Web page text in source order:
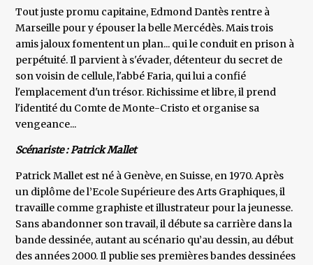
Tout juste promu capitaine, Edmond Dantès rentre à
Marseille pour y épouser la belle Mercédès. Mais trois
amis jaloux fomentent un plan... qui le conduit en prison à
perpétuité. Il parvient à s'évader, détenteur du secret de
son voisin de cellule, l'abbé Faria, qui lui a confié
l'emplacement d'un trésor. Richissime et libre, il prend
l'identité du Comte de Monte-Cristo et organise sa
vengeance...
Scénariste : Patrick Mallet
Patrick Mallet est né à Genève, en Suisse, en 1970. Après
un diplôme de l’Ecole Supérieure des Arts Graphiques, il
travaille comme graphiste et illustrateur pour la jeunesse.
Sans abandonner son travail, il débute sa carrière dans la
bande dessinée, autant au scénario qu’au dessin, au début
des années 2000. Il publie ses premières bandes dessinées